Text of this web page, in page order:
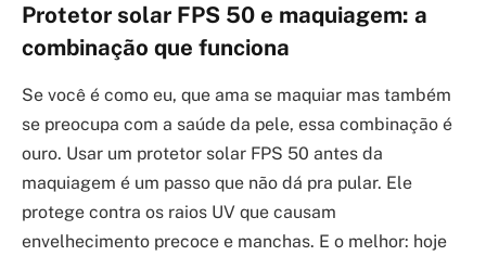
Protetor solar FPS 50 e maquiagem: a
combinação que funciona
Se você é como eu, que ama se maquiar mas também
se preocupa com a saúde da pele, essa combinação é
ouro. Usar um protetor solar FPS 50 antes da
maquiagem é um passo que não dá pra pular. Ele
protege contra os raios UV que causam
envelhecimento precoce e manchas. E o melhor: hoje